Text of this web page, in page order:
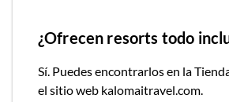
¿Ofrecen resorts todo
Sí. Puedes encontrarlos en la
el sitio web kalomaitravel.com.